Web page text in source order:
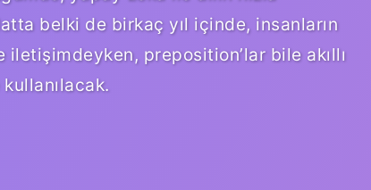
belki de birkaç yıl içinde, insanların
preposition’lar bile akıllı